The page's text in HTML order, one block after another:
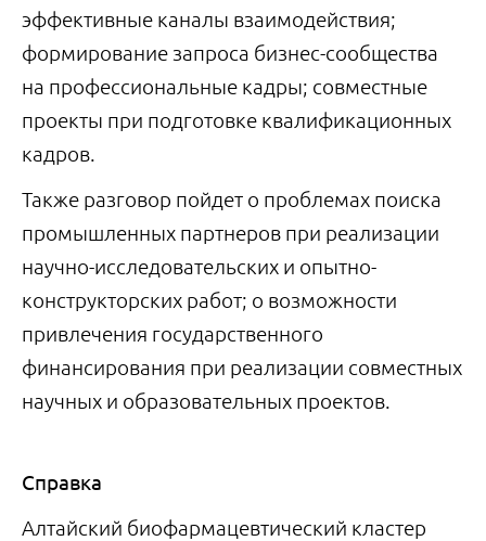
эффективные каналы взаимодействия;
формирование запроса бизнес-сообщества
на профессиональные кадры; совместные
проекты при подготовке квалификационных
кадров.
Также разговор пойдет о проблемах поиска
промышленных партнеров при реализации
научно-исследовательских и опытно-
конструкторских работ; о возможности
привлечения государственного
финансирования при реализации совместных
научных и образовательных проектов.
Справка
Алтайский биофармацевтический кластер